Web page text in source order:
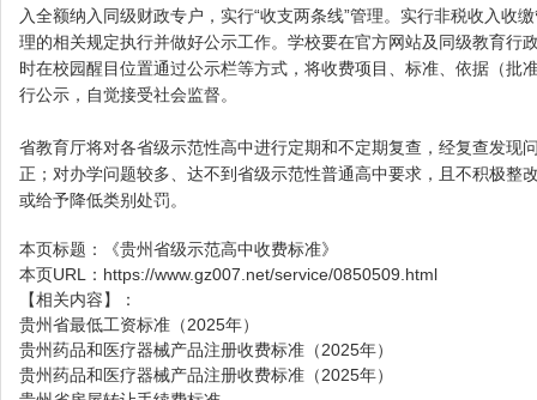
入全额纳入同级财政专户，实行“收支两条线”管理。实行非税收入收
理的相关规定执行并做好公示工作。学校要在官方网站及同级教育行
时在校园醒目位置通过公示栏等方式，将收费项目、标准、依据（批
行公示，自觉接受社会监督。
省教育厅将对各省级示范性高中进行定期和不定期复查，经复查发现
正；对办学问题较多、达不到省级示范性普通高中要求，且不积极整
或给予降低类别处罚。
本页标题：
《贵州省级示范高中收费标准》
本页URL： https://www.gz007.net/service/0850509.html
【相关内容】：
贵州省最低工资标准（2025年）
贵州药品和医疗器械产品注册收费标准（2025年）
贵州药品和医疗器械产品注册收费标准（2025年）